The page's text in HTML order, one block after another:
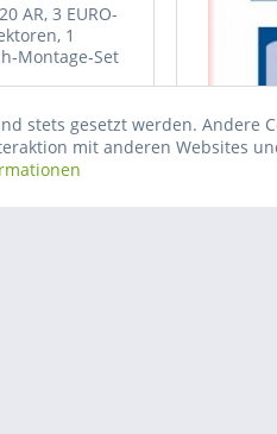
AR, 3 EURO-
1
Montage-Set
Liter, 1 CIRCO...
Merken
stets gesetzt werden. Andere
mit anderen Websites